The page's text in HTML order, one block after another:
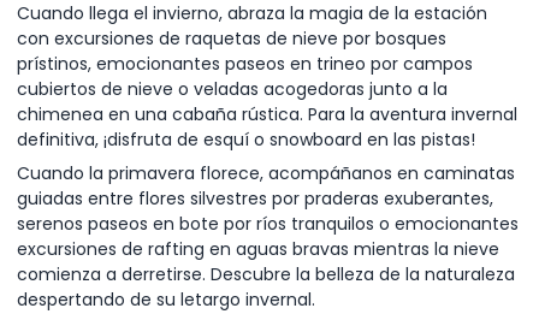
Cuando llega el invierno, abraza la magia de la estación
con excursiones de raquetas de nieve por bosques
prístinos, emocionantes paseos en trineo por campos
cubiertos de nieve o veladas acogedoras junto a la
chimenea en una cabaña rústica. Para la aventura invernal
definitiva, ¡disfruta de esquí o snowboard en las pistas!
Cuando la primavera florece, acompáñanos en caminatas
guiadas entre flores silvestres por praderas exuberantes,
serenos paseos en bote por ríos tranquilos o emocionantes
excursiones de rafting en aguas bravas mientras la nieve
comienza a derretirse. Descubre la belleza de la naturaleza
despertando de su letargo invernal.